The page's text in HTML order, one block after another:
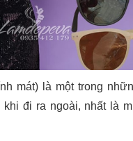
mát) là một trong
đi ra ngoài, nhất là